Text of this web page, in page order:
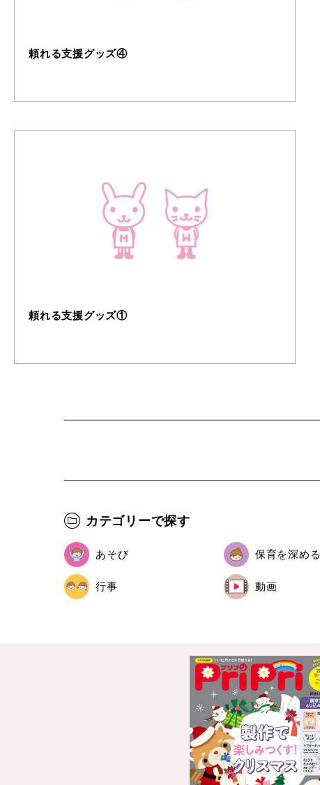
頼れる支援グッズ④
頼れる支援グッズ①
カテゴリーで探す
あそび 保育を深める
行事 動画